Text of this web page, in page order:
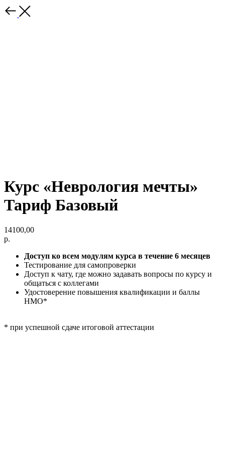
Курс «Неврология мечты»
Тариф Базовый
14100,00
р.
Доступ ко всем модулям курса в течение 6 месяцев
Тестирование для самопроверки
Доступ к чату, где можно задавать вопросы по курсу и
общаться с коллегами
Удостоверение повышения квалификации и баллы
НМО*
* при успешной сдаче итоговой аттестации